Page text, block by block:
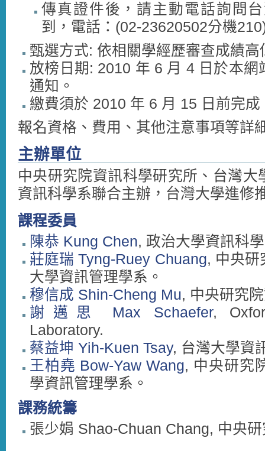
傳真證件後，請主動電話詢問
到，電話：(02-23620502分機
甄選方式: 依相關學經歷審查成績高
放榜日期: 2010 年 6 月 4 日於本
通知。
繳費須於 2010 年 6 月 15 日前完成
報名資格、費用、其他注意事項等詳
主辦單位
中央研究院資訊科學研究所、台灣
資訊科學系聯合主辦，台灣大學進修
課程委員
陳恭 Kung Chen, 政治大學資訊科
莊庭瑞 Tyng-Ruey Chuang, 中央研
大學資訊管理學系。
穆信成 Shin-Cheng Mu, 中央研究
謝邁思 Max Schaefer,
Laboratory.
蔡益坤 Yih-Kuen Tsay, 台灣大學資
王柏堯 Bow-Yaw Wang, 中央研究
學資訊管理學系。
課務統籌
張少娟 Shao-Chuan Chang, 中央